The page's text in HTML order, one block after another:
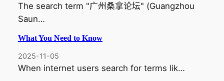
The search term "广州桑拿论坛" (Guangzhou
Saun…
What You Need to Know
2025-11-05
When internet users search for terms lik…